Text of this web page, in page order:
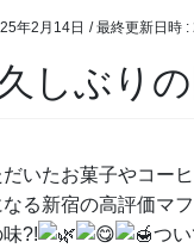
年2月14日 / 最終更新日時 :
しぶり
だいたお菓子やコー
る新宿の高評価マ
?!
つ